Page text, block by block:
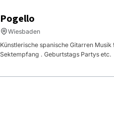
Pogello
Wiesbaden
Künstlerische spanische Gitarren Musik
Sektempfang . Geburtstags Partys etc.